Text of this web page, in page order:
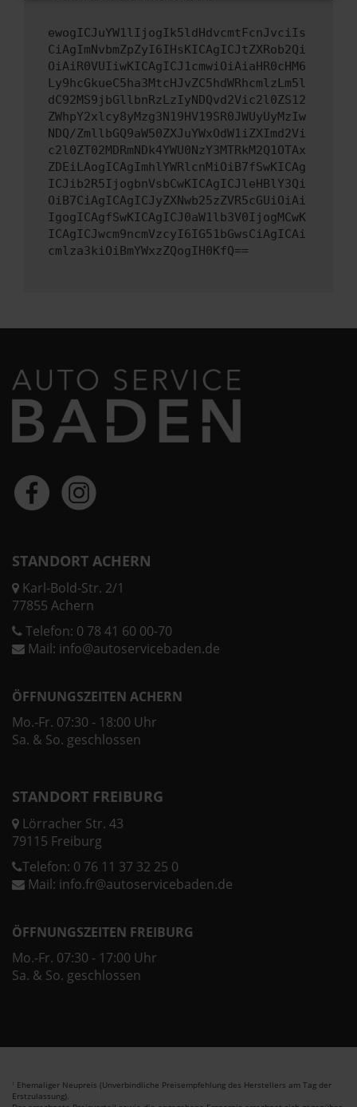
ewogICJuYW1lIjogIk5ldHdvcmtFcnJvciIs
CiAgImNvbmZpZyI6IHsKICAgICJtZXRob2Qi
OiAiR0VUIiwKICAgICJ1cmwiOiAiaHR0cHM6
Ly9hcGkueC5ha3MtcHJvZC5hdWRhcmlzLm5l
dC92MS9jbGllbnRzLzIyNDQvd2Vic2l0ZS12
ZWhpY2xlcy8yMzg3N19HV19SR0JWUyUyMzIw
NDQ/ZmllbGQ9aW50ZXJuYWxOdW1iZXImd2Vi
c2l0ZT02MDRmNDk4YWU0NzY3MTRkM2Q1OTAx
ZDEiLAogICAgImhlYWRlcnMiOiB7fSwKICAg
ICJib2R5IjogbnVsbCwKICAgICJleHBlY3Qi
OiB7CiAgICAgICJyZXNwb25zZVR5cGUiOiAi
IgogICAgfSwKICAgICJ0aW1lb3V0IjogMCwK
ICAgICJwcm9ncmVzcyI6IG51bGwsCiAgICAi
cmlza3kiOiBmYWxzZQogIH0KfQ==
STANDORT ACHERN
Karl-Bold-Str. 2/1
77855 Achern
Telefon: 0 78 41 60 00-70
Mail: info@autoservicebaden.de
ÖFFNUNGSZEITEN ACHERN
Mo.-Fr. 07:30 - 18:00 Uhr
Sa. & So. geschlossen
STANDORT FREIBURG
Lörracher Str. 43
79115 Freiburg
Telefon: 0 76 11 37 32 25 0
Mail: info.fr@autoservicebaden.de
ÖFFNUNGSZEITEN FREIBURG
Mo.-Fr. 07:30 - 17:00 Uhr
Sa. & So. geschlossen
1 Ehemaliger Neupreis (Unverbindliche Preisempfehlung des Herstellers am Tag der
Erstzulassung).